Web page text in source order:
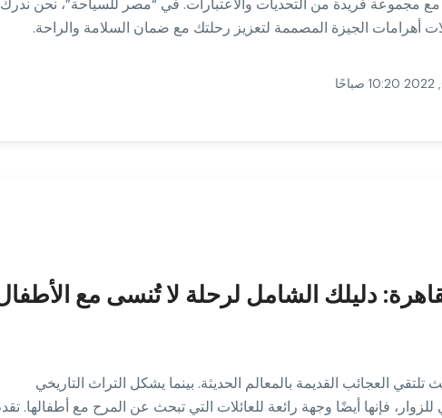
مع مجموعة فريدة من التحديات والاعتبارات. في “مصر للسياحة”، نحن ندرك
أهرامات الجيزة المصممة لتعزيز رحلتك مع ضمان السلامة والراحة.
دليلك الشامل لرحلة لا تُنسى مع
العجائب القديمة بالمعالم الحديثة. بينما يشكل التراث التاريخي
فإنها أيضًا وجهة رائعة للعائلات التي تبحث عن المرح مع أطفالها.